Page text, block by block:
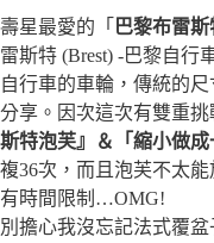
壽星最愛的「 巴黎布雷
雷斯特 (Brest) -巴黎自行
自行車的車輪，傳統的
分享。因次這次有雙重挑
斯特泡芙』＆「縮小做成
複36次，而且泡芙不太
有時間限制…OMG!
別擔心我沒忘記法式覆